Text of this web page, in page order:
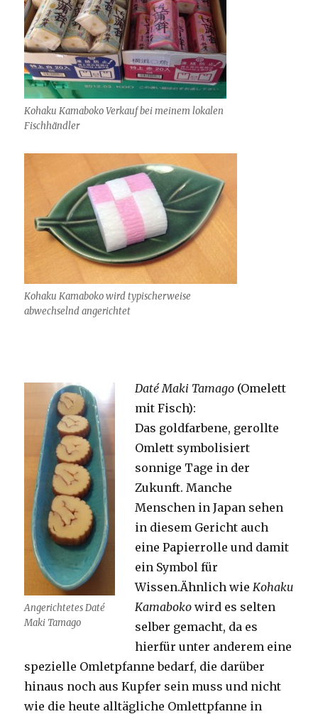
Kohaku Kamaboko Verkauf bei meinem lokalen
Fischhändler
Kohaku Kamaboko wird typischerweise
abwechselnd angerichtet
Angerichtetes Daté
Maki Tamago
Daté Maki Tamago (Omelett
mit Fisch):
Das goldfarbene, gerollte
Omlett symbolisiert
sonnige Tage in der
Zukunft. Manche
Menschen in Japan sehen
in diesem Gericht auch
eine Papierrolle und damit
ein Symbol für
Wissen.Ähnlich wie Kohaku
Kamabokowird es selten
selber gemacht, da es
hierfür unter anderem eine
spezielle Omletpfanne bedarf, die darüber
hinaus noch aus Kupfer sein muss und nicht
wie die heute alltägliche Omlettpfanne in